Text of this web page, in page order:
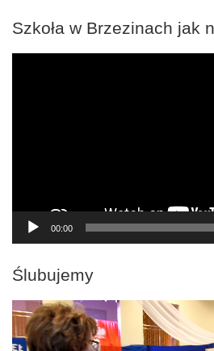
Szkoła w Brzezinach jak
00:00
Ślubujemy
Odtwarzacz
video